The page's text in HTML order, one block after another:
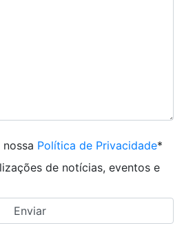
Política de Privacidade*
de notícias, eventos e